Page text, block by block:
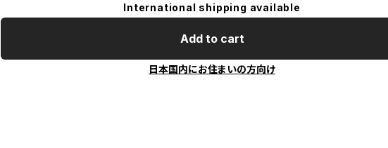
International shipping available
Add to cart
日本国内にお住まいの方向け